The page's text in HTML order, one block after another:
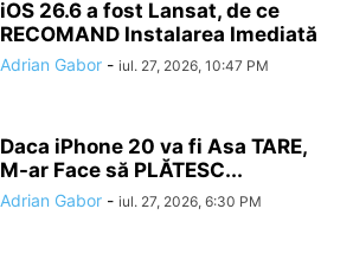
iOS 26.6 a fost Lansat, de ce
RECOMAND Instalarea Imediată
Adrian Gabor - iul. 27, 2026, 10:47 PM
Daca iPhone 20 va fi Asa TARE,
M-ar Face să PLĂTESC...
Adrian Gabor - iul. 27, 2026, 6:30 PM